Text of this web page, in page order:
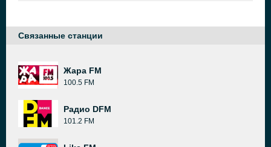
Связанные станции
Жара FM
100.5 FM
Радио DFM
101.2 FM